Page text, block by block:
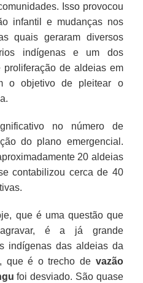
Isso provocou
infantil e mudanças nos
quais geraram diversos
indígenas e um dos
de aldeias em
o objetivo de pleitear o
no número de
do plano emergencial.
20 aldeias
contabilizou cerca de 40
que é uma questão que
é a já grande
indígenas das aldeias da
, que é o trecho de vazão
foi desviado. São quase